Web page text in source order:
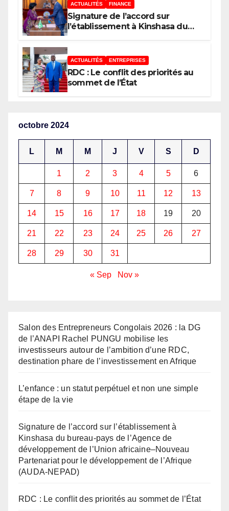
ACTUALITÉS FINANCE
Signature de l’accord sur
l’établissement à Kinshasa du
africaine–Nouveau Partenariat
pour le développement de
l’Afrique (AUDA-NEPAD)
ACTUALITÉS ENTREPRISES
RDC : Le conflit des priorités au
sommet de l’État
octobre 2024
L M M J V S D
1 2 3 4 5 6
7 8 9 10 11 12 13
14 15 16 17 18 19 20
21 22 23 24 25 26 27
28 29 30 31
« Sep Nov »
Salon des Entrepreneurs Congolais 2026 : la DG
de l’ANAPI Rachel PUNGU mobilise les
investisseurs autour de l’ambition d’une RDC,
destination phare de l’investissement en Afrique
L’enfance : un statut perpétuel et non une simple
étape de la vie
Signature de l’accord sur l’établissement à
Kinshasa du bureau-pays de l’Agence de
développement de l’Union africaine–Nouveau
Partenariat pour le développement de l’Afrique
(AUDA-NEPAD)
RDC : Le conflit des priorités au sommet de l’État